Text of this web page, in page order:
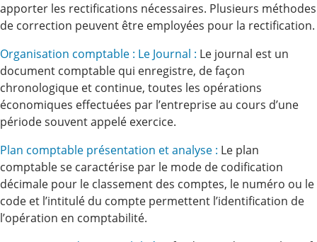
apporter les rectifications nécessaires. Plusieurs méthodes
de correction peuvent être employées pour la rectification.
Organisation comptable : Le Journal : Le journal est un
document comptable qui enregistre, de façon
chronologique et continue, toutes les opérations
économiques effectuées par l’entreprise au cours d’une
période souvent appelé exercice.
Plan comptable présentation et analyse : Le plan
comptable se caractérise par le mode de codification
décimale pour le classement des comptes, le numéro ou le
code et l’intitulé du compte permettent l’identification de
l’opération en comptabilité.